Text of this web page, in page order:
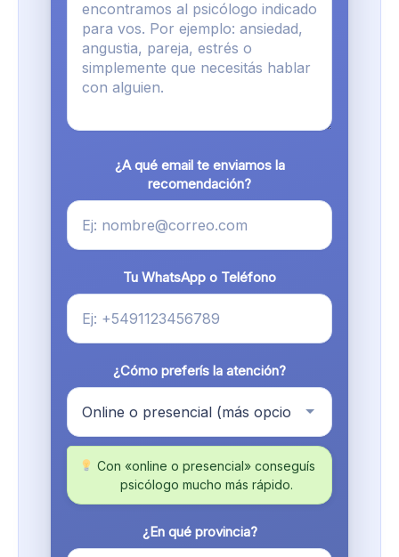
¿A qué email te enviamos la
recomendación?
Tu WhatsApp o Teléfono
¿Cómo preferís la atención?
Con «online o presencial» conseguís
psicólogo mucho más rápido.
¿En qué provincia?